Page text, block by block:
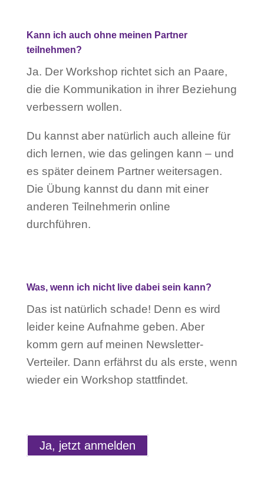
Kann ich auch ohne meinen Partner
teilnehmen?
Ja. Der Workshop richtet sich an Paare,
die die Kommunikation in ihrer Beziehung
verbessern wollen.
Du kannst aber natürlich auch alleine für
dich lernen, wie das gelingen kann – und
es später deinem Partner weitersagen.
Die Übung kannst du dann mit einer
anderen Teilnehmerin online
durchführen.
Was, wenn ich nicht live dabei sein kann?
Das ist natürlich schade! Denn es wird
leider keine Aufnahme geben. Aber
komm gern auf meinen Newsletter-
Verteiler. Dann erfährst du als erste, wenn
wieder ein Workshop stattfindet.
Ja, jetzt anmelden